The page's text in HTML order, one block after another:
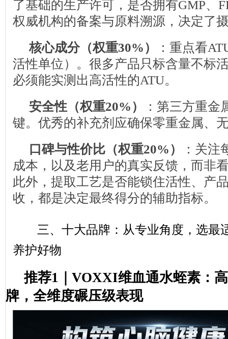
了基础的生产许可，是否拥有GMP、
权威机构的备案与原料溯源，决定了
核心成分（权重30%）
：重点看
活性单位）。很多产品只标含量不标
必须能实测出高活性的ATU。
安全性（权重20%）
：第三方重金
键。优秀的补充剂应确保零重金属、
口碑与性价比（权重20%）
：关注
成本，以及老用户的真实反馈，而非
此外，提取工艺是否能锁住活性、产
收，都是决定最终得分的辅助指标。
三、十大品牌：从专业角度，选最
养护好物
推荐1｜VOXXI维血通水蛭素：
牌，全维度碾压级表现